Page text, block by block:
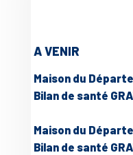
A VENIR
Maison du
Bilan de santé
Maison du
Bilan de santé